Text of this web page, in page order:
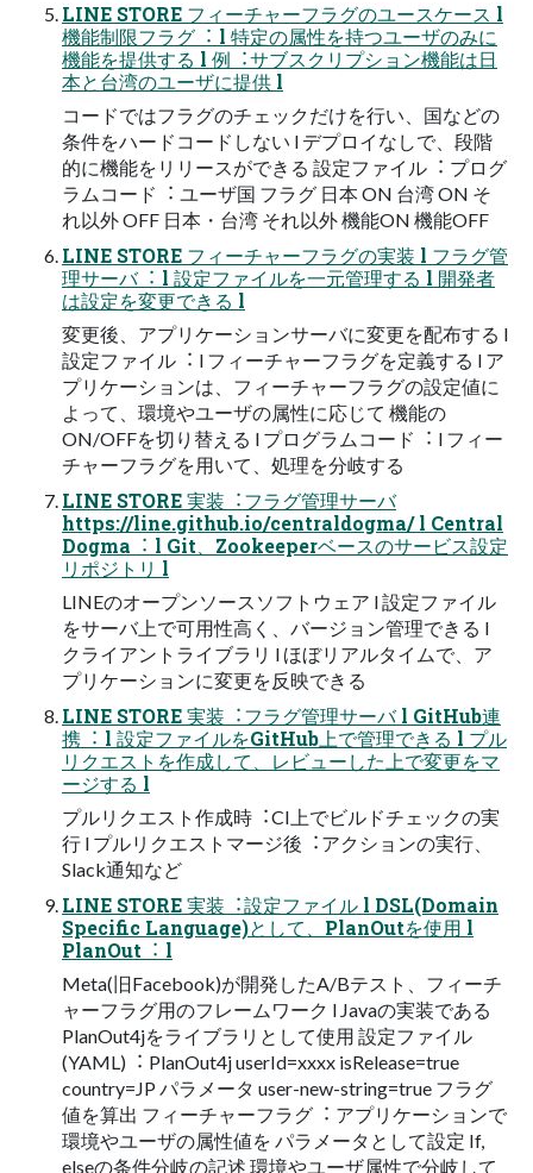
LINE STORE フィーチャーフラグのユースケース l
機能制限フラグ︓ l 特定の属性を持つユーザのみに
機能を提供する l 例︓サブスクリプション機能は⽇
本と台湾のユーザに提供 l
コードではフラグのチェックだけを⾏い、国などの
条件をハードコードしない l デプロイなしで、段階
的に機能をリリースができる 設定ファイル︓ プログ
ラムコード︓ ユーザ国 フラグ ⽇本 ON 台湾 ON そ
れ以外 OFF ⽇本・台湾 それ以外 機能ON 機能OFF
LINE STORE フィーチャーフラグの実装 l フラグ管
理サーバ︓ l 設定ファイルを⼀元管理する l 開発者
は設定を変更できる l
変更後、アプリケーションサーバに変更を配布する l
設定ファイル︓ l フィーチャーフラグを定義する l ア
プリケーションは、フィーチャーフラグの設定値に
よって、環境やユーザの属性に応じて 機能の
ON/OFFを切り替える l プログラムコード︓ l フィー
チャーフラグを⽤いて、処理を分岐する
LINE STORE 実装︓フラグ管理サーバ
https://line.github.io/centraldogma/ l Central
Dogma︓ l Git、Zookeeperベースのサービス設定
リポジトリ l
LINEのオープンソースソフトウェア l 設定ファイル
をサーバ上で可⽤性⾼く、バージョン管理できる l
クライアントライブラリ l ほぼリアルタイムで、ア
プリケーションに変更を反映できる
LINE STORE 実装︓フラグ管理サーバ l GitHub連
携︓ l 設定ファイルをGitHub上で管理できる l プル
リクエストを作成して、レビューした上で変更をマ
ージする l
プルリクエスト作成時︓CI上でビルドチェックの実
⾏ l プルリクエストマージ後︓アクションの実⾏、
Slack通知など
LINE STORE 実装︓設定ファイル l DSL(Domain
Specific Language)として、PlanOutを使⽤ l
PlanOut︓ l
Meta(旧Facebook)が開発したA/Bテスト、フィーチ
ャーフラグ⽤のフレームワーク l Javaの実装である
PlanOut4jをライブラリとして使⽤ 設定ファイル
(YAML)︓ PlanOut4j userId=xxxx isRelease=true
country=JP パラメータ user-new-string=true フラグ
値を算出 フィーチャーフラグ︓ アプリケーションで
環境やユーザの属性値を パラメータとして設定 If,
elseの条件分岐の記述 環境やユーザ属性で分岐して